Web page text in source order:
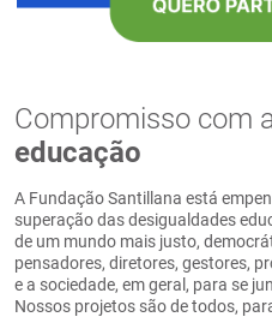
Compromisso com
educação
A Fundação Santillana está
superação das desigualdades
de um mundo mais justo,
pensadores, diretores, gestores,
e a sociedade, em geral, para se
Nossos projetos são de todos,